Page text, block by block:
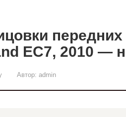
передних
EC7, 2010 —
Автор: admin